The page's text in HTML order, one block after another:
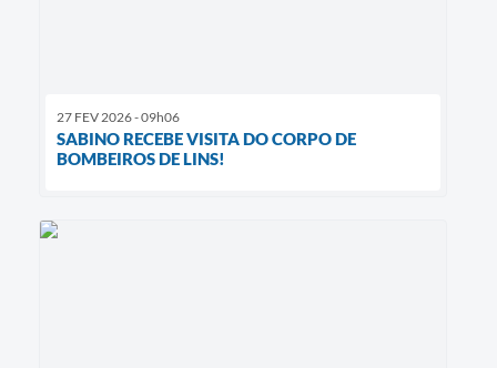
27 FEV 2026 - 09h06
SABINO RECEBE VISITA DO CORPO DE
BOMBEIROS DE LINS!